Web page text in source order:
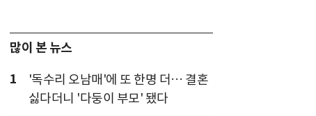
많이 본 뉴스
1
'독수리 오남매'에 또 한명 더… 결혼
싫다더니 '다둥이 부모' 됐다